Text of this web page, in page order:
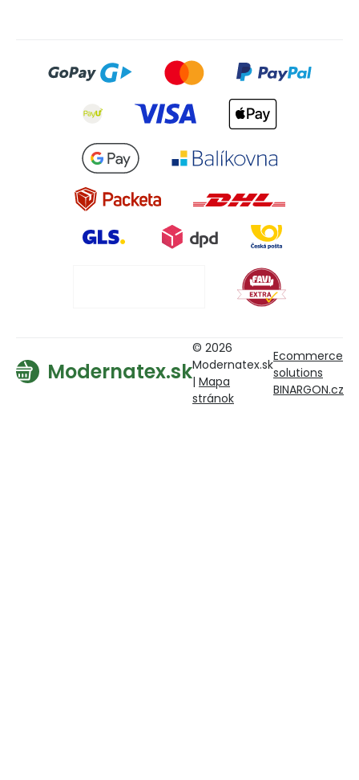
Modernatex.sk
© 2026
Modernatex.sk
| Mapa
stránok
Ecommerce
solutions
BINARGON.cz